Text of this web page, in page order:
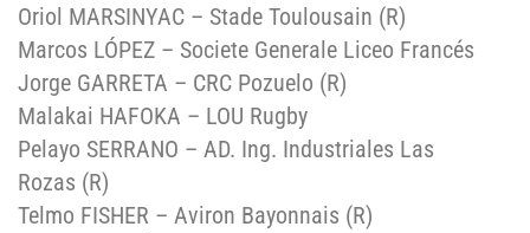
Oriol MARSINYAC – Stade Toulousain (R)
Marcos LÓPEZ – Societe Generale Liceo Francés
Jorge GARRETA – CRC Pozuelo (R)
Malakai HAFOKA – LOU Rugby
Pelayo SERRANO – AD. Ing. Industriales Las
Rozas (R)
Telmo FISHER – Aviron Bayonnais (R)